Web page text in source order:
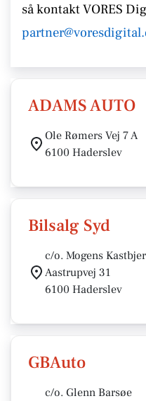
så kontaktVORES
ADAMS AUTO
Ole Rømers Vej 7 A
6100 Haderslev
Bilsalg Syd
c/o. Mogens
Aastrupvej 31
6100 Haderslev
GBAuto
c/o. Glenn Barsøe